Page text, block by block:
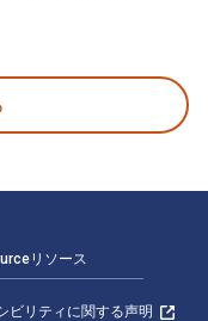
リソース
ビリティに関する声明